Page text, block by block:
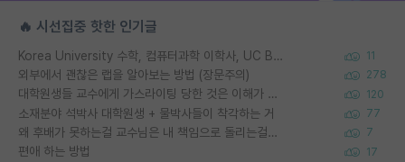
🔥 시선집중 핫한 인기글
Korea University 수학, 컴퓨터과학 이학사, UC Berkeley 산업공학 대학원 공학박사가 되는 것은 쉽지 않겠죠? 11
외부에서 괜찮은 랩을 알아보는 방법 (장문주의) 278
대학원생들 교수에게 가스라이팅 당한 것은 이해가 갑니다. 안타깝네요. 120
소재분야 석박사 대학원생 + 물박사들이 착각하는 거 77
왜 후배가 못하는걸 교수님은 내 책임으로 돌리는걸까요? 7
편애 하는 방법 17